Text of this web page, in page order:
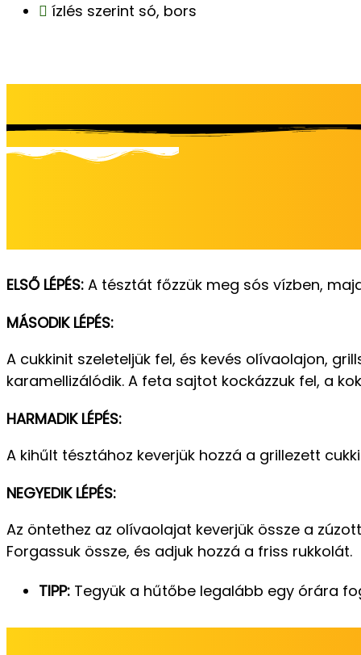
ízlés szerint só, bors
ELSŐ LÉPÉS: A tésztát főzzük meg sós vízben,
MÁSODIK LÉPÉS:
A cukkinit szeleteljük fel, és kevés olívaolajon,
karamellizálódik. A feta sajtot kockázzuk fel, a
HARMADIK LÉPÉS:
A kihűlt tésztához keverjük hozzá a grillezett
NEGYEDIK LÉPÉS:
Az öntethez az olívaolajat keverjük össze a
Forgassuk össze, és adjuk hozzá a friss rukkolát.
TIPP: Tegyük a hűtőbe legalább egy órára